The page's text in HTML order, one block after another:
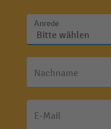
Anrede
Nachname
E-Mail